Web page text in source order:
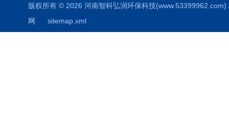
版权所有 © 2026 河南智科弘润环保科技
网
sitemap.xml